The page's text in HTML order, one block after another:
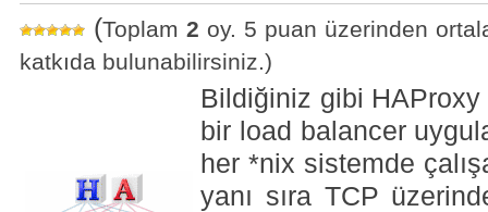
(Toplam 2 oy. 5 puan üzerinden
katkıda bulunabilirsiniz.)
Bildiğiniz gibi HAProxy
bir load balancer
her *nix sistemde
yanı sıra TCP